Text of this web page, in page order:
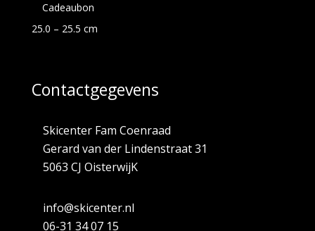
Cadeaubon
25.0 – 25.5 cm
Contactgegevens
Skicenter Fam Coenraad
Gerard van der Lindenstraat 31
5063 CJ OisterwijK
info@skicenter.nl
06-31 34 07 15